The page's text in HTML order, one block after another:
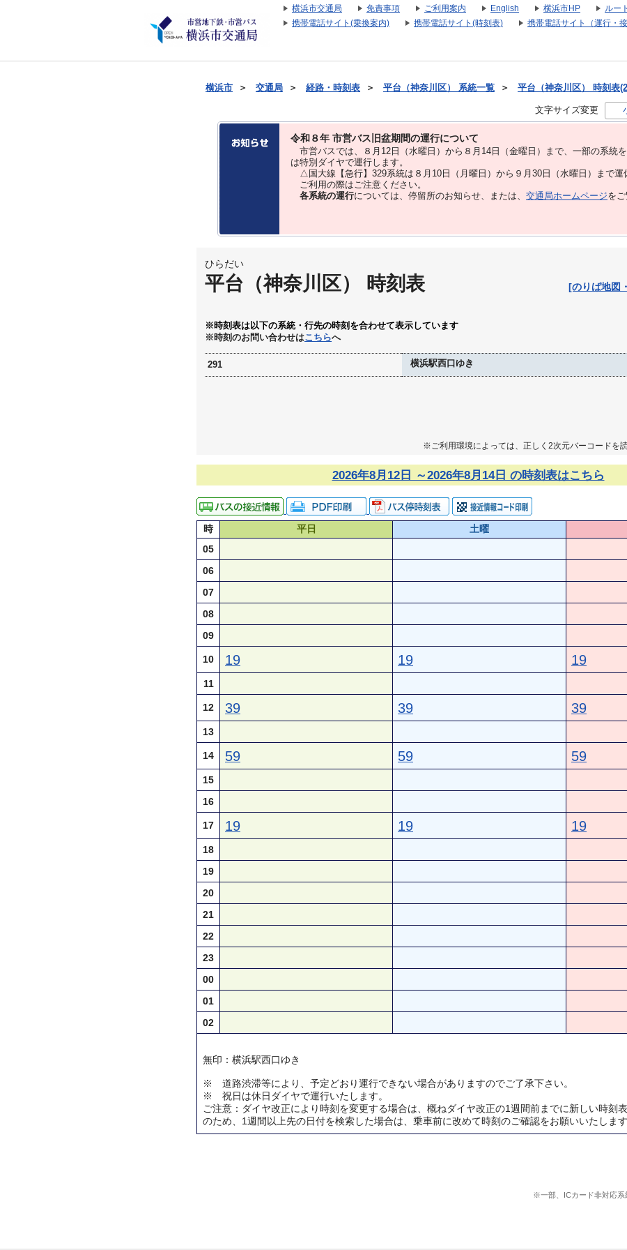
横浜市交通局 免責事項 ご利用案内 English 横浜市HP ルー
携帯電話サイト(乗換案内)
携帯電話サイト(時刻表) 携帯電話サイト（運行・接
横浜市 ＞ 交通局 ＞ 経路・時刻表 ＞ 平台（神奈川区） 系統一覧 ＞ 平台（神奈川区） 時刻表
文字サイズ変更
令和８年 市営バス旧盆期間の運行について
市営バスでは、８⽉12⽇（水曜日）から８⽉14⽇（金曜日）まで、⼀部の系統
は特別ダイヤで運⾏します。
△国大線【急行】329系統は８月10日（月曜日）から９月30日（水曜日）まで運
ご利用の際はご注意ください。
各系統の運行については、停留所のお知らせ、または、 交通局ホームページをご
ひらだい
平台（神奈川区） 時刻表 [のりば地図
※時刻表は以下の系統・行先の時刻を合わせて表示しています
※時刻のお問い合わせはこちらへ
291 横浜駅西口ゆき
※ご利用環境によっては、正しく2次元バーコードを
2026年8月12日 ～2026年8月14日 の時刻表はこちら
時 平日 土曜
05
06
07
08
09
10 19 19 19
11
12 39 39 39
13
14 59 59 59
15
16
17 19 19 19
18
19
20
21
22
23
00
01
02
無印：横浜駅西口ゆき
※ 道路渋滞等により、予定どおり運行できない場合がありますのでご了承下さい。
※ 祝日は休日ダイヤで運行いたします。
ご注意：ダイヤ改正により時刻を変更する場合は、概ねダイヤ改正の1週間前までに新しい時刻
のため、1週間以上先の日付を検索した場合は、乗車前に改めて時刻のご確認をお願いいたします
※一部、ICカード非対応系